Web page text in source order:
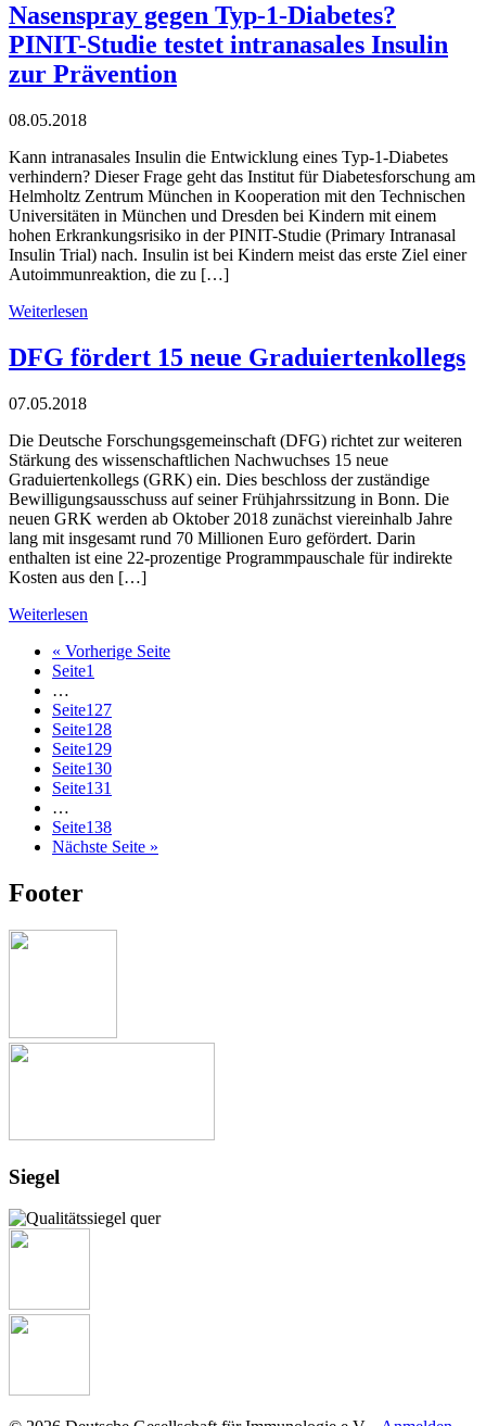
Nasenspray gegen Typ-1-Diabetes?
PINIT-Studie testet intranasales Insulin
zur Prävention
08.05.2018
Kann intranasales Insulin die Entwicklung eines Typ-1-Diabetes
verhindern? Dieser Frage geht das Institut für Diabetesforschung am
Helmholtz Zentrum München in Kooperation mit den Technischen
Universitäten in München und Dresden bei Kindern mit einem
hohen Erkrankungsrisiko in der PINIT-Studie (Primary Intranasal
Insulin Trial) nach. Insulin ist bei Kindern meist das erste Ziel einer
Autoimmunreaktion, die zu […]
Weiterlesen
DFG fördert 15 neue Graduiertenkollegs
07.05.2018
Die Deutsche Forschungsgemeinschaft (DFG) richtet zur weiteren
Stärkung des wissenschaftlichen Nachwuchses 15 neue
Graduiertenkollegs (GRK) ein. Dies beschloss der zuständige
Bewilligungsausschuss auf seiner Frühjahrssitzung in Bonn. Die
neuen GRK werden ab Oktober 2018 zunächst viereinhalb Jahre
lang mit insgesamt rund 70 Millionen Euro gefördert. Darin
enthalten ist eine 22-prozentige Programmpauschale für indirekte
Kosten aus den […]
Weiterlesen
« Vorherige Seite
Seite1
…
Seite127
Seite128
Seite129
Seite130
Seite131
…
Seite138
Nächste Seite »
Footer
Siegel